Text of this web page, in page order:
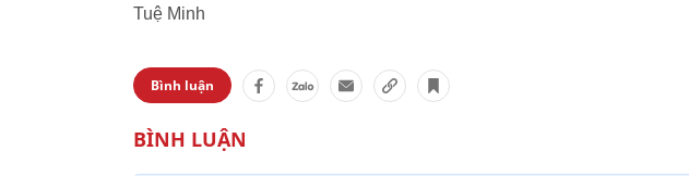
Tuệ Minh
Bình luận